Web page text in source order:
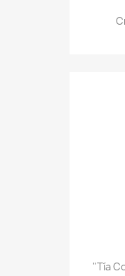
"Tía